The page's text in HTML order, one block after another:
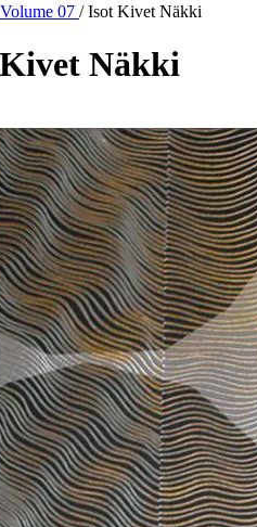
07 / Isot Kivet Näkki
Näkki